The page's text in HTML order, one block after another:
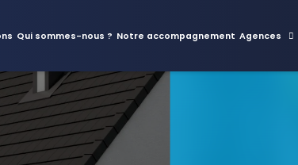
Qui sommes-nous ? Notre accompagnement Agences